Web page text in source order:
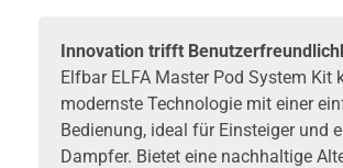
Innovation trifft
Elfbar ELFA Master Pod System Kit
modernste Technologie mit einer
Bedienung, ideal für Einsteiger und
Dampfer. Bietet eine nachhaltige